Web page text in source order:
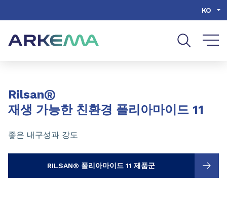
KO
Rilsan®
재생 가능한 친환경 폴리아마이드 11
좋은 내구성과 강도
RILSAN® 폴리아마이드 11 제품군